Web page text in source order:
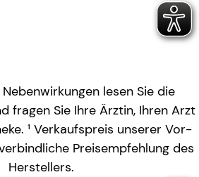
lesen Sie die
fragen Sie Ihre Ärztin, Ihren Arzt
¹ Verkaufspreis unserer Vor-
Preisempfehlung des
Herstellers.